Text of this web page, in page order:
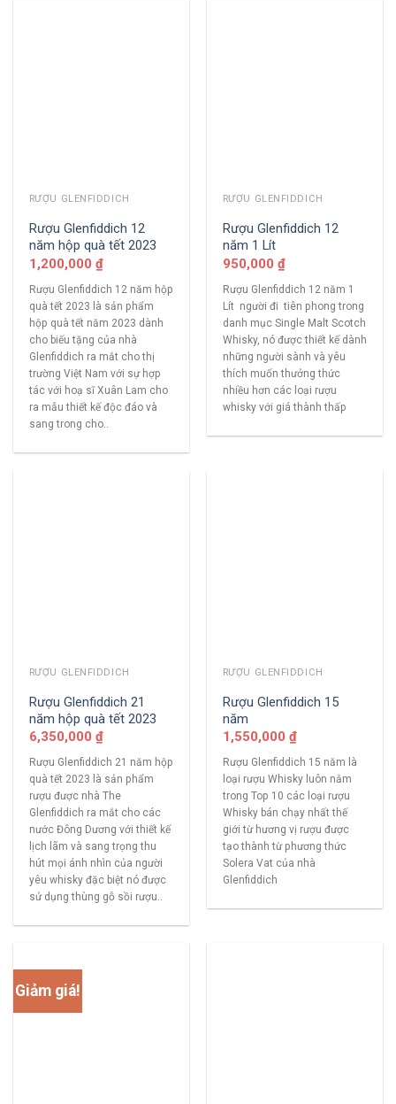
RƯỢU GLENFIDDICH
Rượu Glenfiddich 12
năm hộp quà tết 2023
1,200,000 ₫
Rượu Glenfiddich 12 năm hộp
quà tết 2023 là sản phẩm
hộp quà tết năm 2023 dành
cho biếu tặng của nhà
Glenfiddich ra mắt cho thị
trường Việt Nam với sự hợp
tác với hoạ sĩ Xuân Lam cho
ra mẫu thiết kế độc đáo và
sang trong cho..
RƯỢU GLENFIDDICH
Rượu Glenfiddich 12
năm 1 Lít
950,000 ₫
Rượu Glenfiddich 12 năm 1
Lít người đi tiên phong trong
danh mục Single Malt Scotch
Whisky, nó được thiết kế dành
những người sành và yêu
thích muốn thưởng thức
nhiều hơn các loại rượu
whisky với giá thành thấp
RƯỢU GLENFIDDICH
Rượu Glenfiddich 21
năm hộp quà tết 2023
6,350,000 ₫
Rượu Glenfiddich 21 năm hộp
quà tết 2023 là sản phẩm
rượu được nhà The
Glenfiddich ra mắt cho các
nước Đông Dương với thiết kế
lịch lãm và sang trọng thu
hút mọi ánh nhìn của người
yêu whisky đặc biệt nó được
sử dụng thùng gỗ sồi rượu..
RƯỢU GLENFIDDICH
Rượu Glenfiddich 15
năm
1,550,000 ₫
Rượu Glenfiddich 15 năm là
loại rượu Whisky luôn nằm
trong Top 10 các loại rượu
Whisky bán chạy nhất thế
giới từ hương vị rượu được
tạo thành từ phương thức
Solera Vat của nhà
Glenfiddich
Giảm giá!